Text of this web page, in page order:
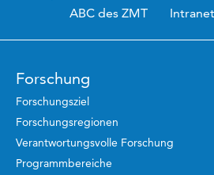
ABC des ZMT
Intranet
Forschung
Forschungsziel
Forschungsregionen
Verantwortungsvolle Forschung
Programmbereiche